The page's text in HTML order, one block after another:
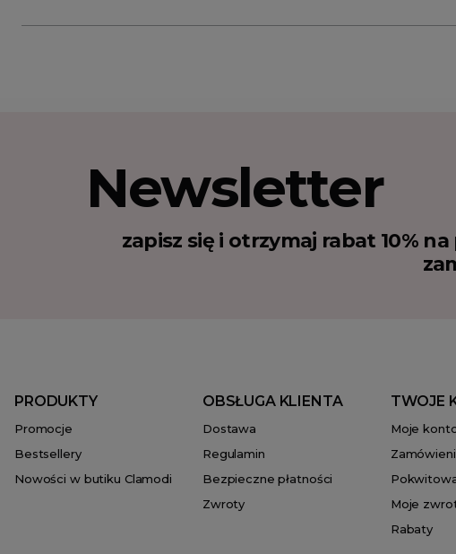
Newsletter
zapisz się i otrzymaj rabat 10%
PRODUKTY
Promocje
Bestsellery
Nowości w butiku Clamodi
OBSŁUGA KLIENTA
Dostawa
Regulamin
Bezpieczne płatności
Zwroty
TWOJE
Moje
Moje
Rabaty